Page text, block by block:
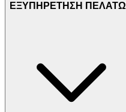
ΕΞΥΠΗΡΕΤΗΣΗ